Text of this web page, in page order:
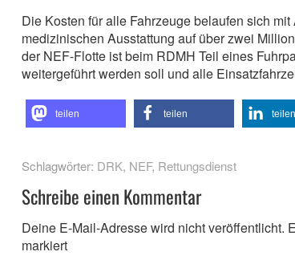
Die Kosten für alle Fahrzeuge belaufen sich
medizinischen Ausstattung auf über zwei
der NEF-Flotte ist beim RDMH Teil eines
weitergeführt werden soll und alle
teilen teilen teilen
Schlagwörter: DRK, NEF, Rettungsdienst
Schreibe einen Kommentar
Deine E-Mail-Adresse wird nicht veröffentlicht.
markiert